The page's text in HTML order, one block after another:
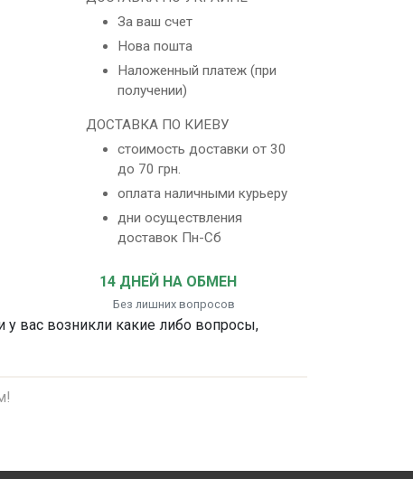
За ваш счет
Нова пошта
Наложенный платеж (при
получении)
ДОСТАВКА ПО КИЕВУ
стоимость доставки от 30
до 70 грн.
оплата наличными курьеру
дни осуществления
доставок Пн-Сб
14 ДНЕЙ НА ОБМЕН
Без лишних вопросов
у вас возникли какие либо вопросы,